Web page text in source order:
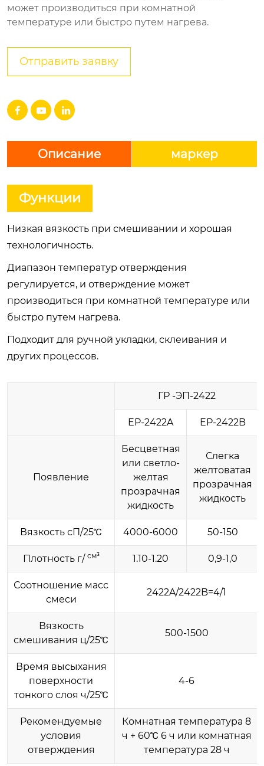
может производиться при комнатной
температуре или быстро путем нагрева.
Отправить заявку
  
Описание маркер
Функции
Низкая вязкость при смешивании и хорошая
технологичность.
Диапазон температур отверждения
регулируется, и отверждение может
производиться при комнатной температуре или
быстро путем нагрева.
Подходит для ручной укладки, склеивания и
других процессов.
ГР -ЭП-2422
EP-2422A EP-2422B
Появление
Бесцветная
или светло-
желтая
прозрачная
жидкость
Слегка
желтоватая
прозрачная
жидкость
Вязкость сП/25℃ 4000-6000 50-150
Плотность​ г/ см³ 1.10-1.20 0,9-1,0
Соотношение масс
смеси
2422A/2422B=4/1
Вязкость
смешивания ц/25℃
500-1500
Время высыхания
поверхности
тонкого слоя ч/25℃
4-6
Рекомендуемые
условия
отверждения
Комнатная температура 8
ч + 60℃ 6 ч или комнатная
температура 28 ч